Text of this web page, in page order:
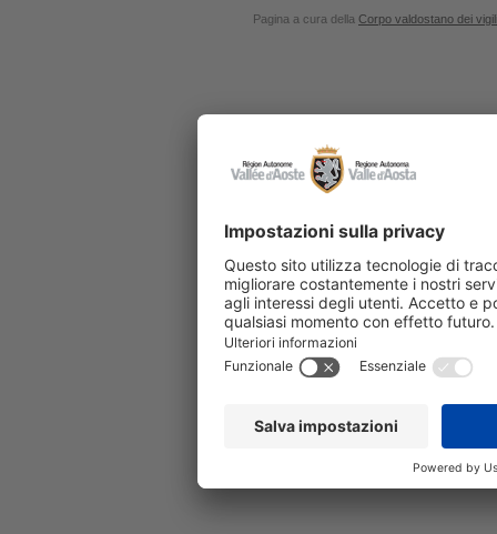
Pagina a cura della Corpo valdostano dei